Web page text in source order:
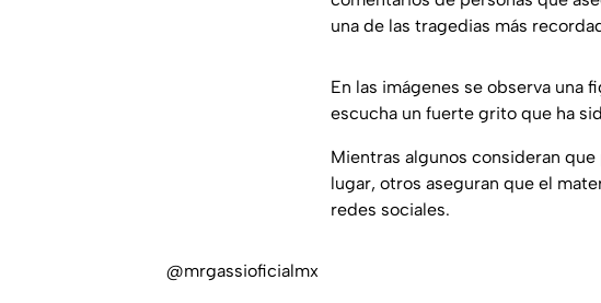
una de las tragedias más
En las imágenes se observa una
escucha un fuerte grito que ha
Mientras algunos consideran
lugar, otros aseguran que el
redes sociales.
@mrgassioficialmx